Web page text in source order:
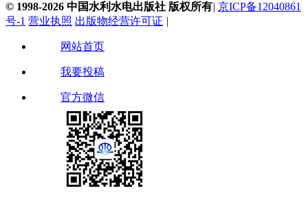
© 1998-2026 中国水利水电出版社 版权所有| 京ICP备12040861
号-1 营业执照 出版物经营许可证 |
网站首页
我要投稿
官方微信